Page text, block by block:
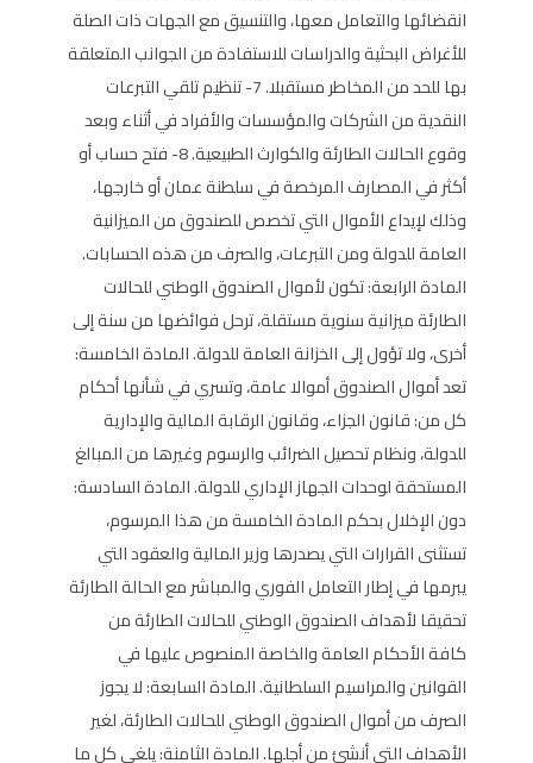
انقضائها والتعامل معها، والتنسيق مع الجهات ذات الصلة
للأغراض البحثية والدراسات للاستفادة من الجوانب المتعلقة
بها للحد من المخاطر مستقبلا. 7- تنظيم تلقي التبرعات
النقدية من الشركات والمؤسسات والأفراد في أثناء وبعد
وقوع الحالات الطارئة والكوارث الطبيعية. 8- فتح حساب أو
أكثر في المصارف المرخصة في سلطنة عمان أو خارجها،
وذلك لإيداع الأموال التي تخصص للصندوق من الميزانية
العامة للدولة ومن التبرعات، والصرف من هذه الحسابات.
المادة الرابعة: تكون لأموال الصندوق الوطني للحالات
الطارئة ميزانية سنوية مستقلة، ترحل فوائضها من سنة إلى
أخرى، ولا تؤول إلى الخزانة العامة للدولة. المادة الخامسة:
تعد أموال الصندوق أموالا عامة، وتسري في شأنها أحكام
كل من: قانون الجزاء، وقانون الرقابة المالية والإدارية
للدولة، ونظام تحصيل الضرائب والرسوم وغيرها من المبالغ
المستحقة لوحدات الجهاز الإداري للدولة. المادة السادسة:
دون الإخلال بحكم المادة الخامسة من هذا المرسوم،
تستثنى القرارات التي يصدرها وزير المالية والعقود التي
يبرمها في إطار التعامل الفوري والمباشر مع الحالة الطارئة
تحقيقا لأهداف الصندوق الوطني للحالات الطارئة من
كافة الأحكام العامة والخاصة المنصوص عليها في
القوانين والمراسيم السلطانية. المادة السابعة: لا يجوز
الصرف من أموال الصندوق الوطني للحالات الطارئة، لغير
الأهداف التي أنشئ من أجلها. المادة الثامنة: يلغى كل ما